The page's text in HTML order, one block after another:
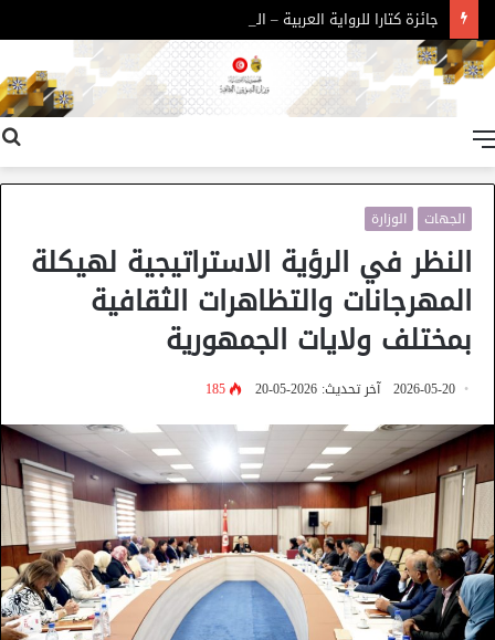
جائزة كتارا للرواية العربية – الدورة 11
الجهات الوزارة
النظر في الرؤية الاستراتيجية لهيكلة
المهرجانات والتظاهرات الثقافية
بمختلف ولايات الجمهورية
2026-05-20 آخر تحديث: 2026-05-20 185